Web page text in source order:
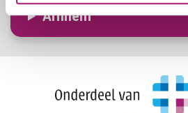
Arnhem